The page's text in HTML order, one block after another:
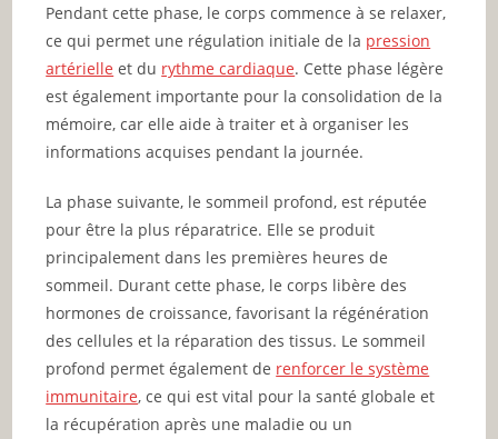
Pendant cette phase, le corps commence à se relaxer,
ce qui permet une régulation initiale de la pression
artérielle et du rythme cardiaque. Cette phase légère
est également importante pour la consolidation de la
mémoire, car elle aide à traiter et à organiser les
informations acquises pendant la journée.
La phase suivante, le sommeil profond, est réputée
pour être la plus réparatrice. Elle se produit
principalement dans les premières heures de
sommeil. Durant cette phase, le corps libère des
hormones de croissance, favorisant la régénération
des cellules et la réparation des tissus. Le sommeil
profond permet également de renforcer le système
immunitaire, ce qui est vital pour la santé globale et
la récupération après une maladie ou un